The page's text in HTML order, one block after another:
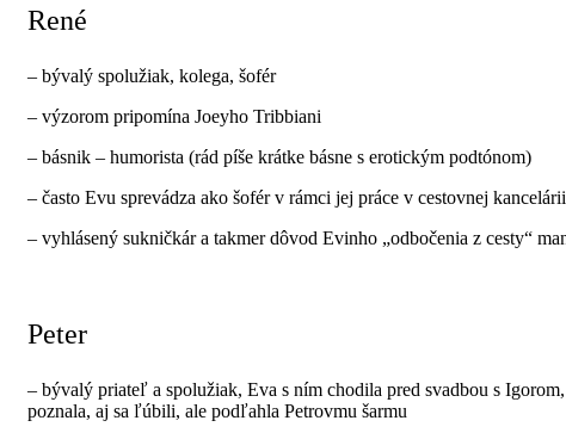
René
– bývalý spolužiak, kolega, šofér
– výzorom pripomína Joeyho Tribbiani
– básnik – humorista (rád píše krátke básne s erotickým podtónom)
– často Evu sprevádza ako šofér v rámci jej práce v cestovnej kancelárii
– vyhlásený sukničkár a takmer dôvod Evinho „odbočenia z cesty“
Peter
– bývalý priateľ a spolužiak, Eva s ním chodila pred svadbou s
poznala, aj sa ľúbili, ale podľahla Petrovmu šarmu